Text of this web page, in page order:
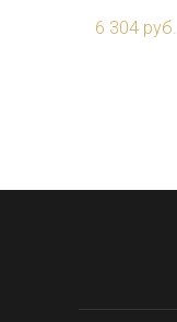
6 304 руб.